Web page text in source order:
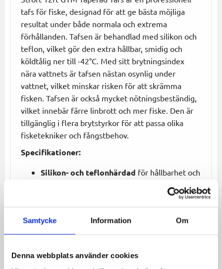
Samtycke Information Om
Denna webbplats använder cookies
tafs för fiske, designad för att ge bästa möjliga
resultat under både normala och extrema
förhållanden. Tafsen är behandlad med silikon och
teflon, vilket gör den extra hållbar, smidig och
köldtålig ner till -42°C. Med sitt brytningsindex
nära vattnets är tafsen nästan osynlig under
vattnet, vilket minskar risken för att skrämma
fisken. Tafsen är också mycket nötningsbeständig,
vilket innebär färre linbrott och mer fiske. Den är
tillgänglig i flera brytstyrkor för att passa olika
fisketekniker och fångstbehov.
Specifikationer:
Silikon- och teflonhärdad för hållbarhet och
Osynligunder vattnet för fler hugg.
Brytningsindex nära vattnets
, gör tafsen
nästan osynlig under ytan.
0,12mm – 1,6kg